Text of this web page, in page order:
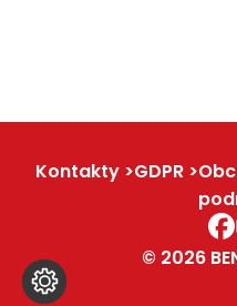
Kontakty GDPR
© 2026